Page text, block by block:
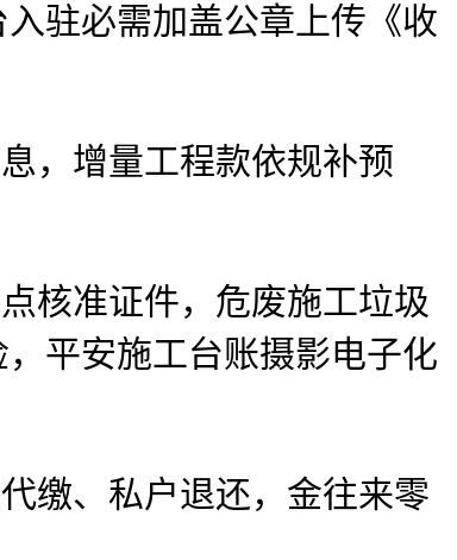
驻必需加盖公章上传《收
，增量工程款依规补预
核准证件，危废施工垃圾
平安施工台账摄影电子化
缴、私户退还，金往来零